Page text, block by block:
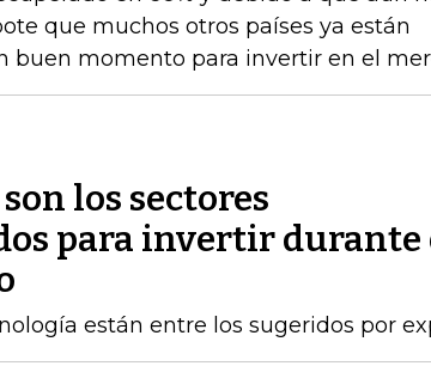
que muchos otros países ya están
buen momento para invertir en el
los sectores
para invertir durante
están entre los sugeridos por